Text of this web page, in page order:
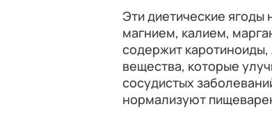
Эти диетические ягоды
магнием, калием,
содержит каротиноиды,
вещества, которые
сосудистых
нормализуют